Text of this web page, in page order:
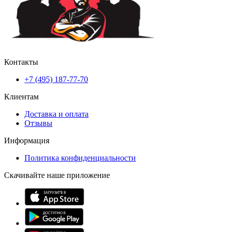
Контакты
+7 (495) 187-77-70
Клиентам
Доставка и оплата
Отзывы
Информация
Политика конфиденциальности
Скачивайте наше приложение